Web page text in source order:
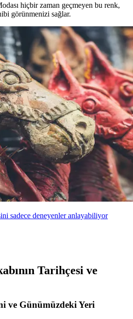
hiçbir zaman geçmeyen bu renk,
görünmenizi sağlar.
sadece deneyenler anlayabiliyor
Tarihçesi ve
ve Günümüzdeki Yeri